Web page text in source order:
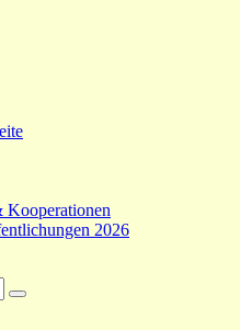
Kooperationen
2026